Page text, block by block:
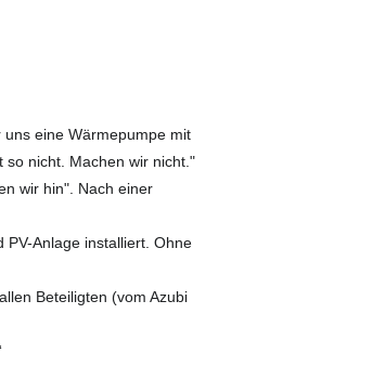
uns eine Wärmepumpe mit
so nicht. Machen wir nicht."
wir hin". Nach einer
Anlage installiert. Ohne
Beteiligten (vom Azubi